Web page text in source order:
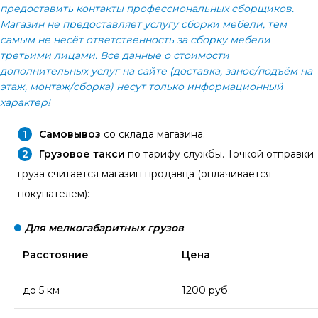
предоставить контакты профессиональных сборщиков.
Магазин не предоставляет услугу сборки мебели, тем
самым не несёт ответственность за сборку мебели
третьими лицами. Все данные о стоимости
дополнительных услуг на сайте (доставка, занос/подъём на
этаж, монтаж/сборка) несут только информационный
характер!
Самовывоз со склада магазина.
Грузовое такси по тарифу службы. Точкой отправки
груза считается магазин продавца (оплачивается
покупателем):
Для мелкогабаритных грузов:
Расстояние Цена
до 5 км 1200 руб.